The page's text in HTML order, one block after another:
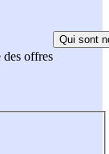
des offres
Qui sont